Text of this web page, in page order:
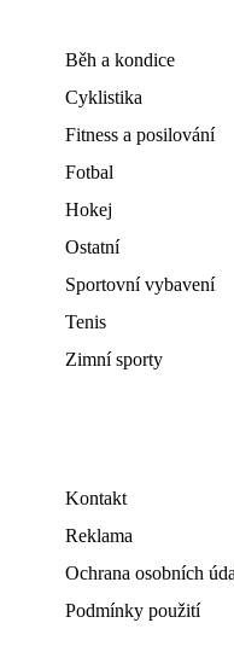
Běh a kondice
Cyklistika
Fitness a posilování
Fotbal
Hokej
Ostatní
Sportovní vybavení
Tenis
Zimní sporty
Kontakt
Reklama
Ochrana osobních
Podmínky použití